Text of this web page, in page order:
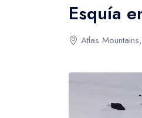
Esquía
Atlas